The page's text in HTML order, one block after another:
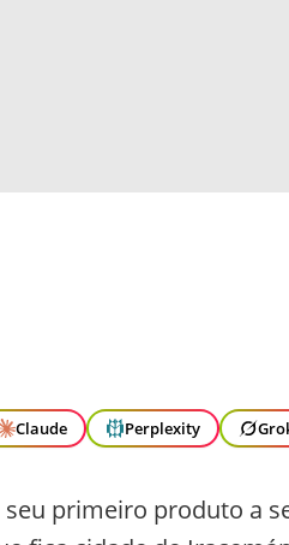
Claude Perplexity
primeiro produto a